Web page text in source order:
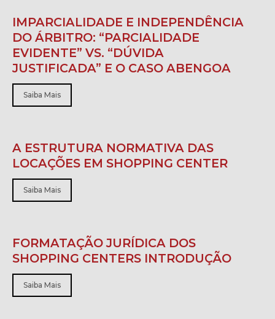
IMPARCIALIDADE E INDEPENDÊNCIA
DO ÁRBITRO: “PARCIALIDADE
EVIDENTE” VS. “DÚVIDA
JUSTIFICADA” E O CASO ABENGOA
Saiba Mais
A ESTRUTURA NORMATIVA DAS
LOCAÇÕES EM SHOPPING CENTER
Saiba Mais
FORMATAÇÃO JURÍDICA DOS
SHOPPING CENTERS INTRODUÇÃO
Saiba Mais